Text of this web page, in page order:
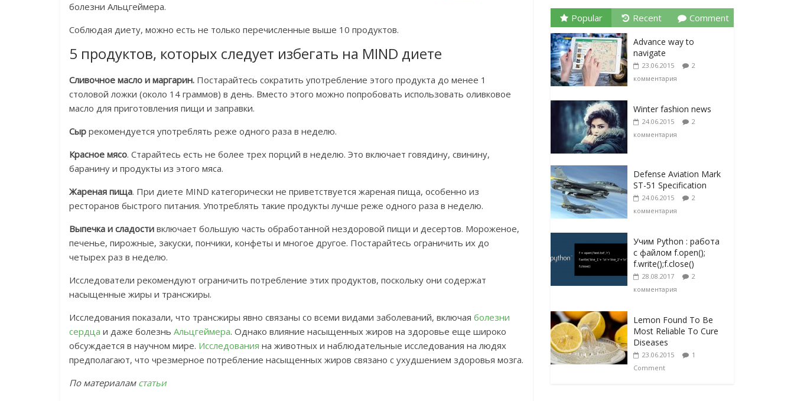
болезни Альцгеймера.
Соблюдая диету, можно есть не только перечисленные выше 10 продуктов.
5 продуктов, которых следует избегать на MIND диете
Сливочное масло и маргарин. Постарайтесь сократить употребление этого продукта до менее 1
столовой ложки (около 14 граммов) в день. Вместо этого можно попробовать использовать оливковое
масло для приготовления пищи и заправки.
Сыр рекомендуется употреблять реже одного раза в неделю.
Красное мясо. Старайтесь есть не более трех порций в неделю. Это включает говядину, свинину,
баранину и продукты из этого мяса.
Жареная пища. При диете MIND категорически не приветствуется жареная пища, особенно из
ресторанов быстрого питания. Употреблять такие продукты лучше реже одного раза в неделю.
Выпечка и сладости включает большую часть обработанной нездоровой пищи и десертов. Мороженое,
печенье, пирожные, закуски, пончики, конфеты и многое другое. Постарайтесь ограничить их до
четырех раз в неделю.
Исследователи рекомендуют ограничить потребление этих продуктов, поскольку они содержат
насыщенные жиры и трансжиры.
Исследования показали, что трансжиры явно связаны со всеми видами заболеваний, включая болезни
сердца и даже болезнь Альцгеймера. Однако влияние насыщенных жиров на здоровье еще широко
обсуждается в научном мире. Исследования на животных и наблюдательные исследования на людях
предполагают, что чрезмерное потребление насыщенных жиров связано с ухудшением здоровья мозга.
По материалам статьи
Popular Recent Comment
Advance way to
navigate
23.06.2015
2
комментария
Winter fashion news
24.06.2015
2
комментария
Defense Aviation Mark
ST-51 Specification
24.06.2015
2
комментария
Учим Python : работа
с файлом f.open();
f.write();f.close()
28.08.2017
2
комментария
Lemon Found To Be
Most Reliable To Cure
Diseases
23.06.2015
1
Comment